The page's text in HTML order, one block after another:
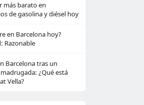
más barato en
de gasolina y diésel hoy
en Barcelona hoy?
Razonable
Barcelona tras un
¿Qué está
Vella?